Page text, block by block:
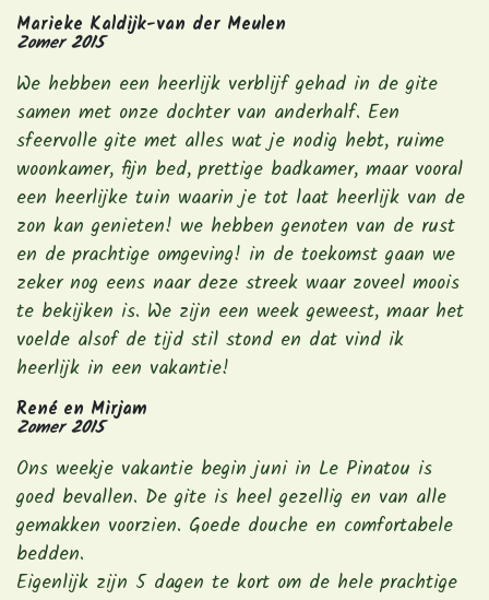
Marieke Kaldijk-van der Meulen
Zomer 2015
We hebben een heerlijk verblijf gehad in de gite
samen met onze dochter van anderhalf. Een
sfeervolle gite met alles wat je nodig hebt, ruime
woonkamer, fijn bed, prettige badkamer, maar vooral
een heerlijke tuin waarin je tot laat heerlijk van de
zon kan genieten! we hebben genoten van de rust
en de prachtige omgeving! in de toekomst gaan we
zeker nog eens naar deze streek waar zoveel moois
te bekijken is. We zijn een week geweest, maar het
voelde alsof de tijd stil stond en dat vind ik
heerlijk in een vakantie!
René en Mirjam
Zomer 2015
Ons weekje vakantie begin juni in Le Pinatou is
goed bevallen. De gite is heel gezellig en van alle
gemakken voorzien. Goede douche en comfortabele
bedden.
Eigenlijk zijn 5 dagen te kort om de hele prachtige